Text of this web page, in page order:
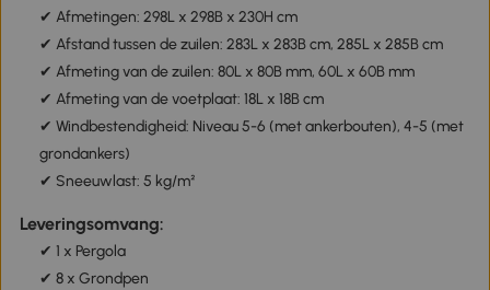
✔ Afmetingen: 298L x 298B x 230H cm
✔ Afstand tussen de zuilen: 283L x 283B cm, 285L x 285B cm
✔ Afmeting van de zuilen: 80L x 80B mm, 60L x 60B mm
✔ Afmeting van de voetplaat: 18L x 18B cm
✔ Windbestendigheid: Niveau 5-6 (met ankerbouten), 4-5 (met
grondankers)
✔ Sneeuwlast: 5 kg/m²
Leveringsomvang:
✔ 1 x Pergola
✔ 8 x Grondpen